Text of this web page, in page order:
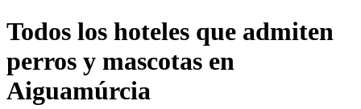
Todos los hoteles que admiten
perros y mascotas en
Aiguamúrcia